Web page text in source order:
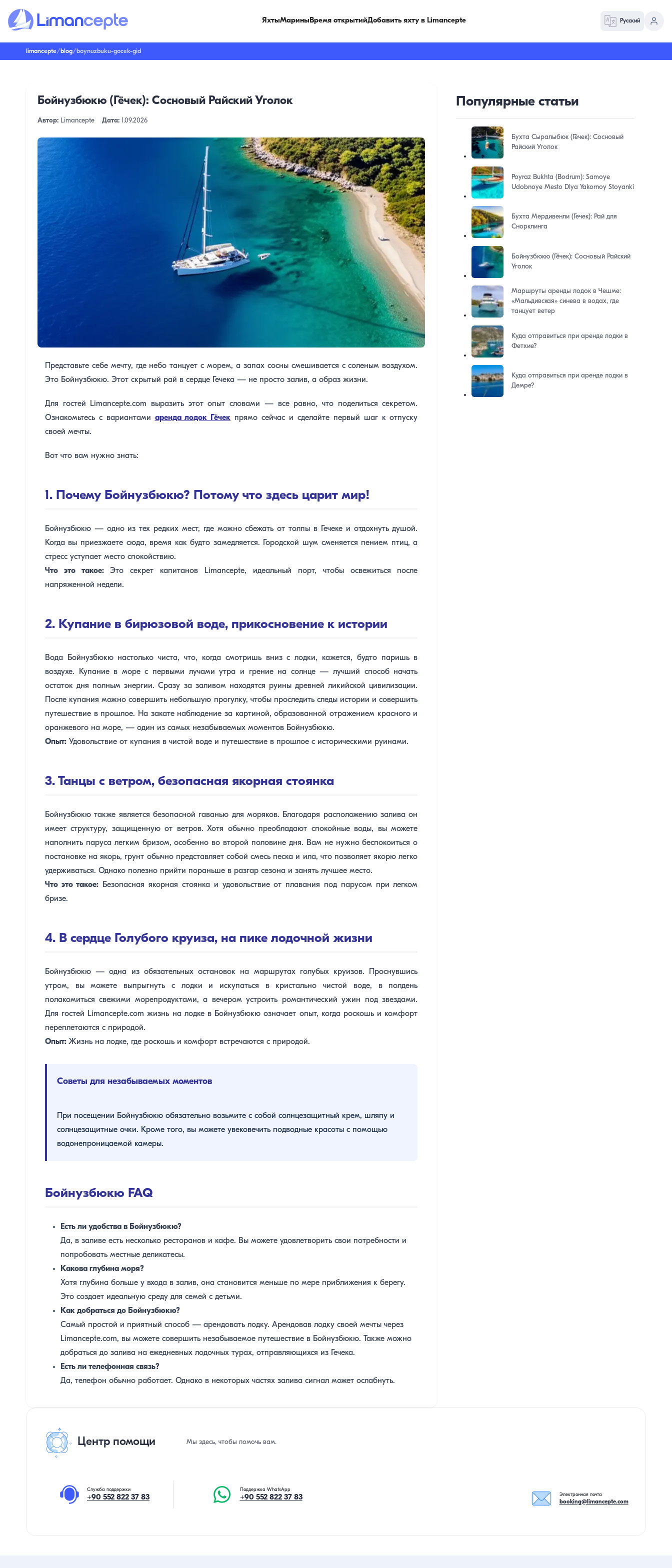
ЯхтыМариныВремя открытийДобавить яхту в Limancepte Русский
limancepte/ blog/ boynuzbuku-gocek-gid
Бойнузбюкю (Гёчек): Сосновый Райский Уголок
Автор:Limancepte Дата: 1.09.2026
Представьте себе мечту, где небо танцует с морем, а запах сосны смешивается с соленым воздухом.
Это Бойнузбюкю. Этот скрытый рай в сердце Гечека — не просто залив, а образ жизни.
Для гостей Limancepte.com выразить этот опыт словами — все равно, что поделиться секретом.
Ознакомьтесь с вариантами аренда лодок Гёчек прямо сейчас и сделайте первый шаг к отпуску
своей мечты.
Вот что вам нужно знать:
1. Почему Бойнузбюкю? Потому что здесь царит мир!
Бойнузбюкю — одно из тех редких мест, где можно сбежать от толпы в Гечеке и отдохнуть душой.
Когда вы приезжаете сюда, время как будто замедляется. Городской шум сменяется пением птиц, а
стресс уступает место спокойствию.
Что это такое:Это секрет капитанов Limancepte, идеальный порт, чтобы освежиться после
напряженной недели.
2. Купание в бирюзовой воде, прикосновение к истории
Вода Бойнузбюкю настолько чиста, что, когда смотришь вниз с лодки, кажется, будто паришь в
воздухе. Купание в море с первыми лучами утра и грение на солнце — лучший способ начать
остаток дня полным энергии. Сразу за заливом находятся руины древней ликийской цивилизации.
После купания можно совершить небольшую прогулку, чтобы проследить следы истории и совершить
путешествие в прошлое. На закате наблюдение за картиной, образованной отражением красного и
оранжевого на море, — один из самых незабываемых моментов Бойнузбюкю.
Опыт:Удовольствие от купания в чистой воде и путешествие в прошлое с историческими руинами.
3. Танцы с ветром, безопасная якорная стоянка
Бойнузбюкю также является безопасной гаванью для моряков. Благодаря расположению залива он
имеет структуру, защищенную от ветров. Хотя обычно преобладают спокойные воды, вы можете
наполнить паруса легким бризом, особенно во второй половине дня. Вам не нужно беспокоиться о
постановке на якорь, грунт обычно представляет собой смесь песка и ила, что позволяет якорю легко
удерживаться. Однако полезно прийти пораньше в разгар сезона и занять лучшее место.
Что это такое: Безопасная якорная стоянка и удовольствие от плавания под парусом при легком
бризе.
4. В сердце Голубого круиза, на пике лодочной жизни
Бойнузбюкю — одна из обязательных остановок на маршрутах голубых круизов. Проснувшись
утром, вы можете выпрыгнуть с лодки и искупаться в кристально чистой воде, в полдень
полакомиться свежими морепродуктами, а вечером устроить романтический ужин под звездами.
Для гостей Limancepte.com жизнь на лодке в Бойнузбюкю означает опыт, когда роскошь и комфорт
переплетаются с природой.
Опыт:Жизнь на лодке, где роскошь и комфорт встречаются с природой.
Советы для незабываемых моментов
При посещении Бойнузбюкю обязательно возьмите с собой солнцезащитный крем, шляпу и
солнцезащитные очки. Кроме того, вы можете увековечить подводные красоты с помощью
водонепроницаемой камеры.
Бойнузбюкю FAQ
Есть ли удобства в Бойнузбюкю?
Да, в заливе есть несколько ресторанов и кафе. Вы можете удовлетворить свои потребности и
попробовать местные деликатесы.
Какова глубина моря?
Хотя глубина больше у входа в залив, она становится меньше по мере приближения к берегу.
Это создает идеальную среду для семей с детьми.
Как добраться до Бойнузбюкю?
Самый простой и приятный способ — арендовать лодку. Арендовав лодку своей мечты через
Limancepte.com, вы можете совершить незабываемое путешествие в Бойнузбюкю. Также можно
добраться до залива на ежедневных лодочных турах, отправляющихся из Гечека.
Есть ли телефонная связь?
Да, телефон обычно работает. Однако в некоторых частях залива сигнал может ослабнуть.
Популярные статьи
Бухта Сыралыбюк (Гёчек): Сосновый
Райский Уголок
Poyraz Bukhta (Bodrum): Samoye
Udobnoye Mesto Dlya Yakornoy Stoyanki
Бухта Мердивенли (Гечек): Рай для
Снорклинга
Бойнузбюкю (Гёчек): Сосновый Райский
Уголок
Маршруты аренды лодок в Чешме:
«Мальдивская» синева в водах, где
танцует ветер
Куда отправиться при аренде лодки в
Фетхие?
Куда отправиться при аренде лодки в
Демре?
Центр помощи Мы здесь, чтобы помочь вам.
Служба поддержки
+90 552 822 37 83
Поддержка WhatsApp
+90 552 822 37 83 Электронная почта
booking@limancepte.com